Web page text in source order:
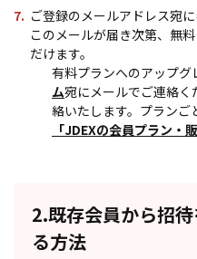
ご登録のメールアドレス宛
このメールが届き次第、無
だけます。
有料プランへのアップグ
ム宛にメールでご連絡
絡いたします。プランご
「JDEXの会員プラン・
2.既存会員から招
る方法